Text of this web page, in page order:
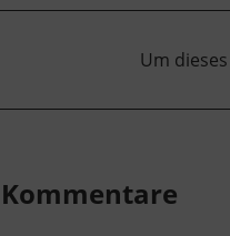
Um
Kommentare